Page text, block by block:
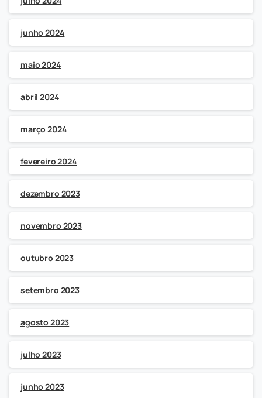
junho 2024
maio 2024
abril 2024
março 2024
fevereiro 2024
dezembro 2023
novembro 2023
outubro 2023
setembro 2023
agosto 2023
julho 2023
junho 2023